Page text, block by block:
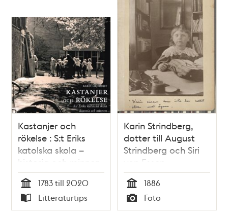
Kastanjer och
rökelse : S:t Eriks
katolska skola –
historia och minnen
/ Karin Liljequist
Tid
1783 till 2020
Typ
Litteraturtips
Karin Strindberg,
dotter till August
Strindberg och Siri
von Essen
Tid
1886
Typ
Foto